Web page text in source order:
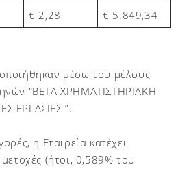
€ 2,28 € 5.849,34
μέσω του μέλους
"BETA ΧΡΗΜΑΤΙΣΤΗΡΙΑΚΗ
ΕΡΓΑΣΙΕΣ ”.
η Εταιρεία κατέχει
(ήτοι, 0,589% του